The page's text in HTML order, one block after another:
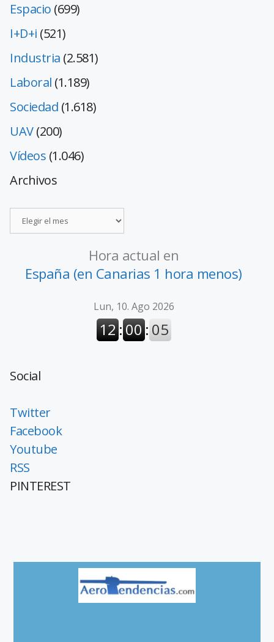
Espacio (699)
I+D+i (521)
Industria (2.581)
Laboral (1.189)
Sociedad (1.618)
UAV(200)
Vídeos (1.046)
Archivos
Hora actual en
España (en Canarias 1 hora menos)
Social
Twitter
Facebook
Youtube
RSS
PINTEREST